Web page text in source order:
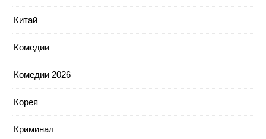
Китай
Комедии
Комедии 2026
Корея
Криминал